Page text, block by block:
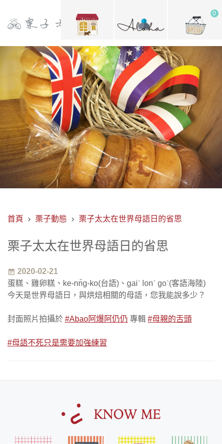
0
首頁 栗子動態 栗子太太在世界母語日的省思
栗子太太在世界母語日的省思
event_note 2020-02-21
蛋糕、雞卵糕、ke-nn̄g-ko(台語)、gaiˋ lonˊ goˋ(客語海陸)
今天是世界母語日，與烘焙相關的母語，您我能說多少？
封面照片拍攝於 #Abao阿爆阿仍仍 專輯 #母親的舌頭
#母語不死只是需要加強練習